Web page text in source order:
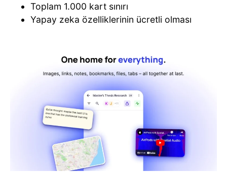
Toplam 1.000 kart sınırı
Yapay zeka özelliklerinin ücretli olması